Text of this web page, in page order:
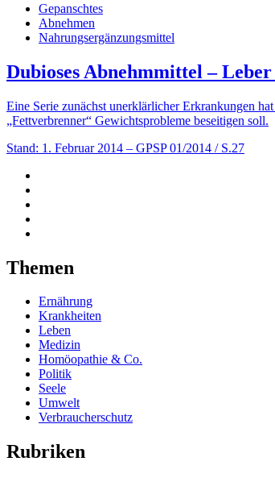
Gepanschtes
Abnehmen
Nahrungsergänzungsmittel
Dubioses Abnehmmittel –
Eine Serie zunächst unerklärlicher Erkrankungen
„Fettverbrenner“ Gewichtsprobleme beseitigen soll.
Stand: 1. Februar 2014 – GPSP 01/2014 / S.27
Themen
Ernährung
Krankheiten
Leben
Medizin
Homöopathie & Co.
Politik
Seele
Umwelt
Verbraucherschutz
Rubriken